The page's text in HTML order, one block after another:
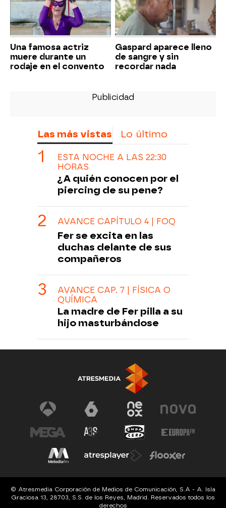
Una famosa actriz
muere durante un
rodaje en el convento
Gaspard aparece lleno
de sangre y sin
recordar nada
Las más vistas Lo último
ESTA NOCHE A LAS 22:30
HORAS
¿A quién conocen por el
piercing de su pene?
AVANCE CAPÍTULO 4 | FOQ
Fer se excita en las
duchas delante de sus
compañeros
AVANCE CAP. 7 | FÍSICA O
QUÍMICA
La madre de Fer pilla a su
hijo masturbándose
© Atresmedia Corporación de Medios de Comunicación, S.A - A. Isla
Graciosa 13, 28703, S.S. de los Reyes, Madrid. Reservados todos los
derechos